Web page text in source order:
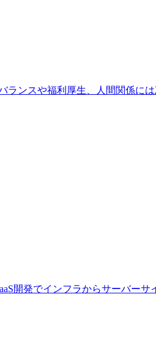
ンスや福利厚生、人間関係に
開発でインフラからサーバー